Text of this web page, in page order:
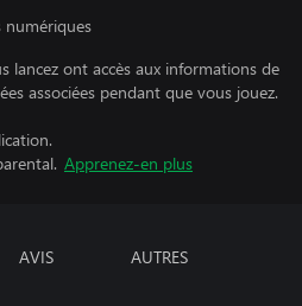
numériques
lancez ont accès aux informations de
associées pendant que vous jouez.
Apprenez-en plus
AVIS AUTRES